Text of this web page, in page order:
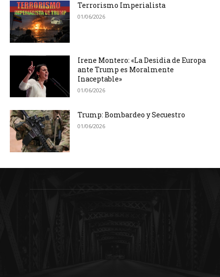
Terrorismo Imperialista
01/06/2026
Irene Montero: «La Desidia de Europa
ante Trump es Moralmente
Inaceptable»
01/06/2026
Trump: Bombardeo y Secuestro
01/06/2026